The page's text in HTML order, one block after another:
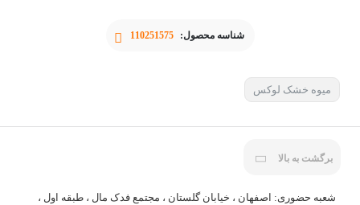
شناسه محصول: 110251575
میوه خشک لوکس
برگشت به بالا
شعبه حضوری: اصفهان ، خیابان گلستان ، مجتمع فدک مال ، طبقه اول ،